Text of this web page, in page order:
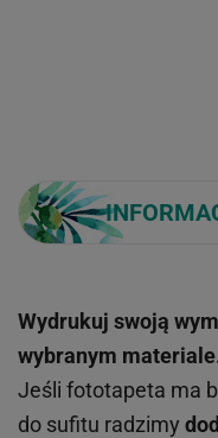
Wydrukuj swoją
wybranym
Jeśli fototapeta ma
do sufitu radzimy